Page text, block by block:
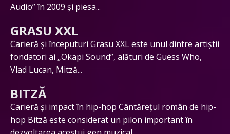
Audio” în 2009 și piesa...
GRASU XXL
Carieră și începuturi Grasu XXL este unul dintre artiștii
fondatori ai „Okapi Sound”, alături de Guess Who,
Vlad Lucan, Mitză...
BITZĂ
Carieră și impact în hip-hop Cântărețul român de hip-
hop Bitză este considerat un pilon important în